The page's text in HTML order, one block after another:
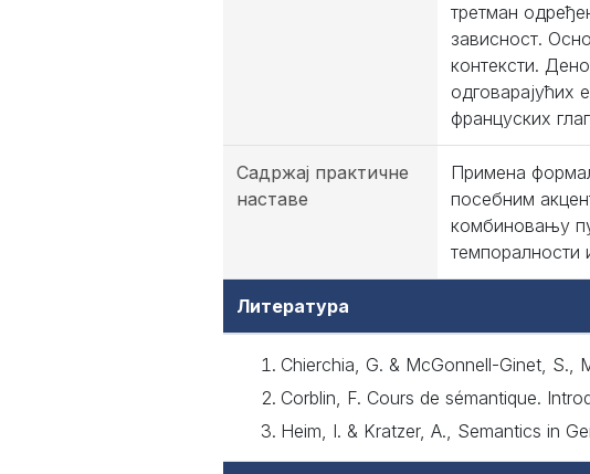
третман
зависност.
контексти.
одговарајућих
француских
Садржај практичне
наставе
Примена
посебним
комбиновању
темпоралности
Литература
Chierchia, G. & McGonnell-Ginet, S.,
Corblin, F. Cours de sémantique.
Heim, I. & Kratzer, A., Semantics in